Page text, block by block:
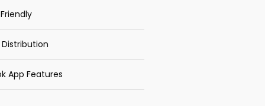
Distribution
App Features